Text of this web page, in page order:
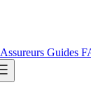
Assureurs Guides